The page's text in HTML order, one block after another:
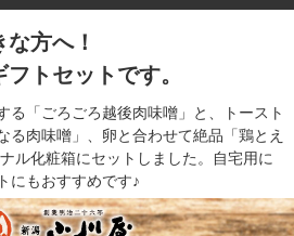
方へ！
トセットです。
る「ごろごろ越後肉味噌」と、トースト
る肉味噌」、卵と合わせて絶品「鶏とえ
ル化粧箱にセットしました。自宅用に
にもおすすめです♪